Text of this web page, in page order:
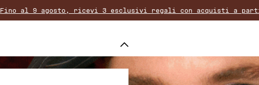
Fino al 9 agosto, ricevi 3 esclusivi regali con acquisti a